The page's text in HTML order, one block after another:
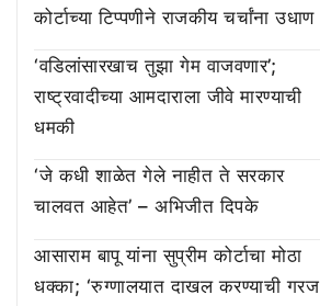
कोर्टाच्या टिप्पणीने राजकीय चर्चांना उधाण
‘वडिलांसारखाच तुझा गेम वाजवणार’;
राष्ट्रवादीच्या आमदाराला जीवे मारण्याची
धमकी
‘जे कधी शाळेत गेले नाहीत ते सरकार
चालवत आहेत’ – अभिजीत दिपके
आसाराम बापू यांना सुप्रीम कोर्टाचा मोठा
धक्का; ‘रुग्णालयात दाखल करण्याची गरज